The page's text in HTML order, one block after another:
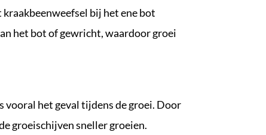
bij het ene bot
het bot of gewricht, waardoor groei
vooral het geval tijdens de groei. Door
groeischijven sneller groeien.